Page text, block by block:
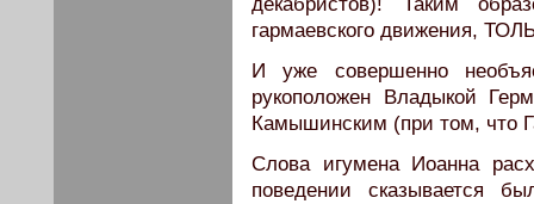
декабристов)! Таким
гармаевского движения,
И уже совершенно
рукоположен Владыкой
Камышинским (при том, что
Слова игумена Иоанна
поведении сказывается